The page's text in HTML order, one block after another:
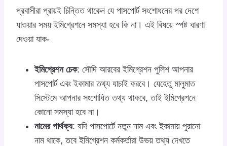
প্রবাসীরা প্রায়ই চিন্তিত থাকেন যে পাসপোর্ট সংশোধনের পর দেশে
যাওয়ার সময় ইমিগ্রেশনে সমস্যা হবে কি না। এই বিষয়ে স্পষ্ট ধারণা
দেওয়া যাক-
ইমিগ্রেশন চেক: সৌদি আরবের ইমিগ্রেশন পুলিশ আপনার
পাসপোর্ট এবং ইকামার তথ্য যাচাই করবে। যেহেতু মালুমাত
সিস্টেমে আপনার সংশোধিত তথ্য থাকবে, তাই ইমিগ্রেশনে
কোনো সমস্যা হবে না।
নামের পার্থক্য: যদি পাসপোর্টে নতুন নাম এবং ইকামায় পুরানো
নাম থাকে, তবে ইমিগ্রেশন কর্মকর্তারা উভয় তথ্য দেখতে